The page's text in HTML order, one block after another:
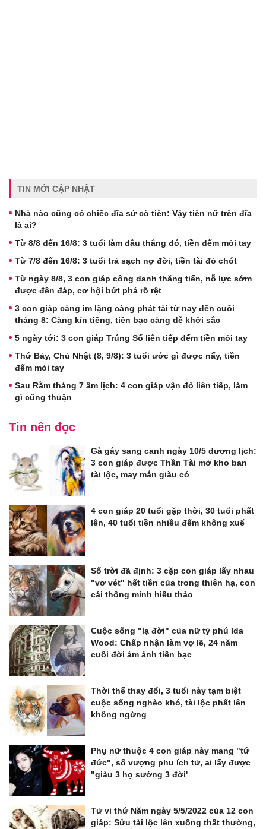
TIN MỚI CẬP NHẬT
Nhà nào cũng có chiếc đĩa sứ cô tiên: Vậy tiên nữ trên đĩa
là ai?
Từ 8/8 đến 16/8: 3 tuổi làm đâu thắng đó, tiền đếm mỏi tay
Từ 7/8 đến 16/8: 3 tuổi trả sạch nợ đời, tiền tài đỏ chót
Từ ngày 8/8, 3 con giáp công danh thăng tiến, nỗ lực sớm
được đền đáp, cơ hội bứt phá rõ rệt
3 con giáp càng im lặng càng phát tài từ nay đến cuối
tháng 8: Càng kín tiếng, tiền bạc càng dễ khởi sắc
5 ngày tới: 3 con giáp Trúng Số liên tiếp đếm tiền mỏi tay
Thứ Bảy, Chủ Nhật (8, 9/8): 3 tuổi ước gì được nấy, tiền
đếm mỏi tay
Sau Rằm tháng 7 âm lịch: 4 con giáp vận đỏ liên tiếp, làm
gì cũng thuận
Tin nên đọc
Gà gáy sang canh ngày 10/5 dương lịch:
3 con giáp được Thần Tài mở kho ban
tài lộc, may mắn giàu có
4 con giáp 20 tuổi gặp thời, 30 tuổi phất
lên, 40 tuổi tiền nhiều đếm không xuể
Số trời đã định: 3 cặp con giáp lấy nhau
"vơ vét" hết tiền của trong thiên hạ, con
cái thông minh hiếu thảo
Cuộc sống "lạ đời" của nữ tỷ phú Ida
Wood: Chấp nhận làm vợ lẽ, 24 năm
cuối đời ám ảnh tiền bạc
Thời thế thay đổi, 3 tuổi này tạm biệt
cuộc sống nghèo khó, tài lộc phất lên
không ngừng
Phụ nữ thuộc 4 con giáp này mang "tứ
đức", số vượng phu ích tử, ai lấy được
"giàu 3 họ sướng 3 đời'
Tử vi thứ Năm ngày 5/5/2022 của 12 con
giáp: Sửu tài lộc lên xuống thất thường,